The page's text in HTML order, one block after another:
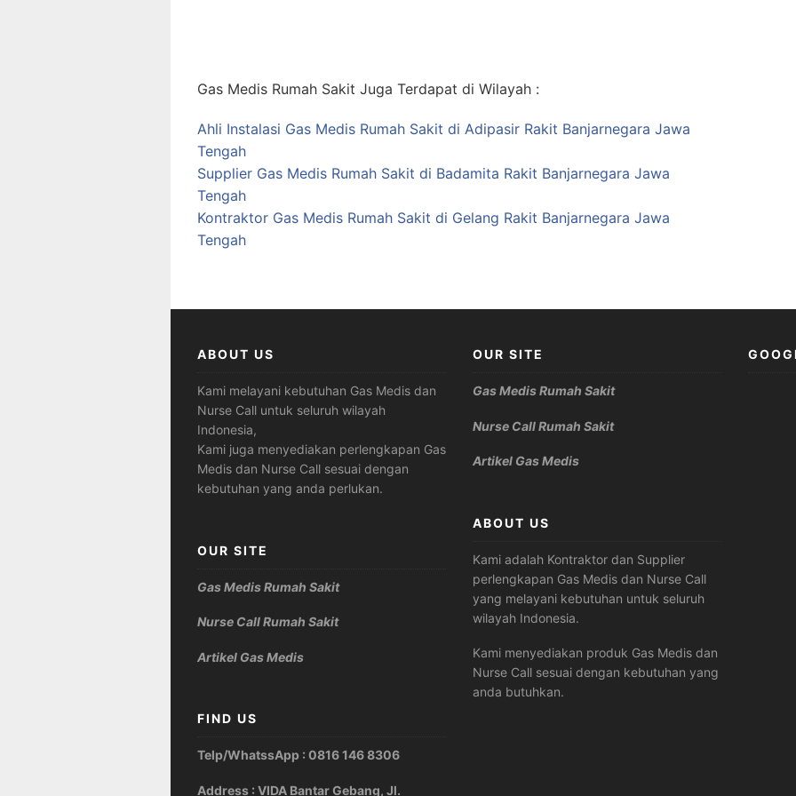
Gas Medis Rumah Sakit Juga Terdapat di Wilayah :
Ahli Instalasi Gas Medis Rumah Sakit di Adipasir Rakit Banjarnegara Jawa
Tengah
Supplier Gas Medis Rumah Sakit di Badamita Rakit Banjarnegara Jawa
Tengah
Kontraktor Gas Medis Rumah Sakit di Gelang Rakit Banjarnegara Jawa
Tengah
ABOUT US
Kami melayani kebutuhan Gas Medis dan
Nurse Call untuk seluruh wilayah
Indonesia,
Kami juga menyediakan perlengkapan Gas
Medis dan Nurse Call sesuai dengan
kebutuhan yang anda perlukan.
OUR SITE
Gas Medis Rumah Sakit
Nurse Call Rumah Sakit
Artikel Gas Medis
FIND US
Telp/WhatssApp : 0816 146 8306
Address : VIDA Bantar Gebang, Jl.
OUR SITE
Gas Medis Rumah Sakit
Nurse Call Rumah Sakit
Artikel Gas Medis
ABOUT US
Kami adalah Kontraktor dan Supplier
perlengkapan Gas Medis dan Nurse Call
yang melayani kebutuhan untuk seluruh
wilayah Indonesia.
Kami menyediakan produk Gas Medis dan
Nurse Call sesuai dengan kebutuhan yang
anda butuhkan.